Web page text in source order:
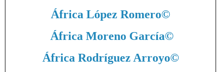
África López Romero©
África Moreno García©
África Rodríguez Arroyo©